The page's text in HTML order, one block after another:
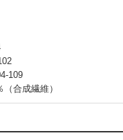
109
合成繊維）